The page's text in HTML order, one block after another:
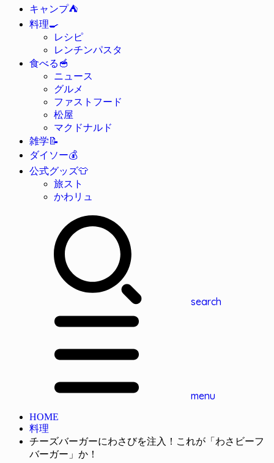
キャンプ⛺
料理🍳
レシピ
レンチンパスタ
食べる 🥣
ニュース
グルメ
ファストフード
松屋
マクドナルド
雑学📝
ダイソー💰
公式グッズ👕
旅スト
かわリュ
search
menu
HOME
料理
チーズバーガーにわさびを注入！これが「わさビーフ
バーガー」か！